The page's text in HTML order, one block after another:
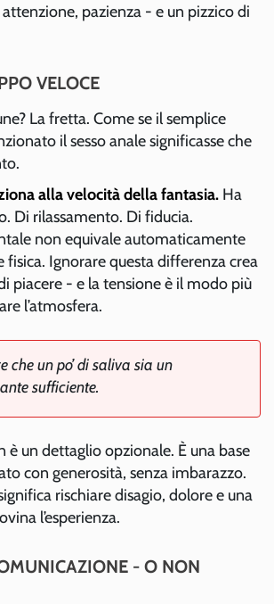
pazienza - e un pizzico di
VELOCE
La fretta. Come se il semplice
il sesso anale significasse che
alla velocità della fantasia. Ha
Di rilassamento. Di fiducia.
non equivale automaticamente
fisica. Ignorare questa differenza crea
piacere - e la tensione è il modo più
l’atmosfera.
che un po’ di saliva sia un
sufficiente.
è un dettaglio opzionale. È una base
con generosità, senza imbarazzo.
rischiare disagio, dolore e una
l’esperienza.
- O NON